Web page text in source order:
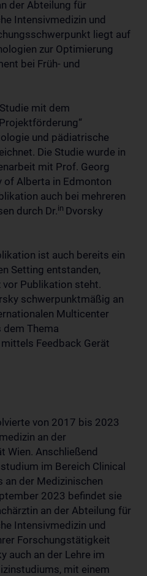
der Abteilung für
Intensivmedizin und
liegt auf
zur Optimierung
bei Früh- und
mit dem
und pädiatrische
Die Studie wurde in
mit Prof. Georg
of Alberta in Edmonton
auch bei mehreren
durch Dr.in Dvorsky
ist auch bereits ein
Setting entstanden,
Publikation steht.
schwerpunktmäßig an
Multicenter
dem Thema
Feedback Gerät
von 2017 bis 2023
an der
Wien. Anschließend
im Bereich Clinical
an der Medizinischen
2023 befindet sie
an der Abteilung für
Intensivmedizin und
Forschungstätigkeit
auch an der Lehre im
mit einem